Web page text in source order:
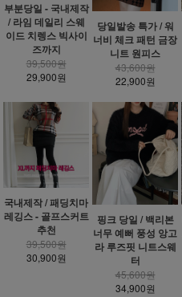
부분당일 - 국내제작
/ 라임 데일리 스웨
이드 치렝스 빅사이
즈까지
39,500원
29,900원
당일발송 특가 / 워
너비 체크 패턴 금장
니트 원피스
43,600원
22,900원
국내제작 / 패딩치마
레깅스 - 골프스커트
추천
39,500원
30,900원
핑크 당일 / 백리본
너무 예뻐 풍성 앙고
라 루즈핏 니트스웨
터
45,600원
34,900원